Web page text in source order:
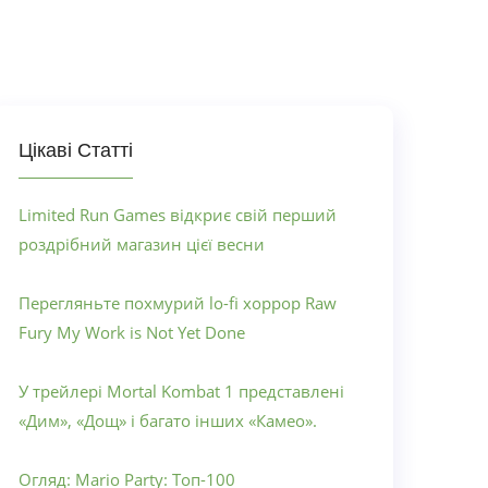
Цікаві Статті
Limited Run Games відкриє свій перший
роздрібний магазин цієї весни
Перегляньте похмурий lo-fi хоррор Raw
Fury My Work is Not Yet Done
У трейлері Mortal Kombat 1 представлені
«Дим», «Дощ» і багато інших «Камео».
Огляд: Mario Party: Топ-100